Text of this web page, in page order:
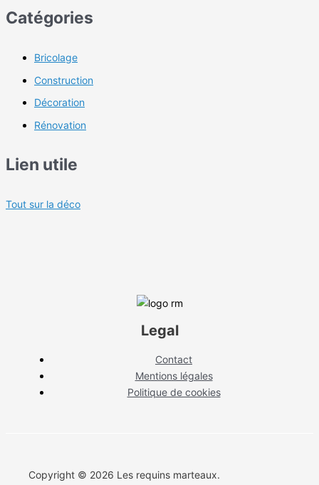
Catégories
Bricolage
Construction
Décoration
Rénovation
Lien utile
Tout sur la déco
Legal
Contact
Mentions légales
Politique de cookies
Copyright © 2026 Les requins marteaux.